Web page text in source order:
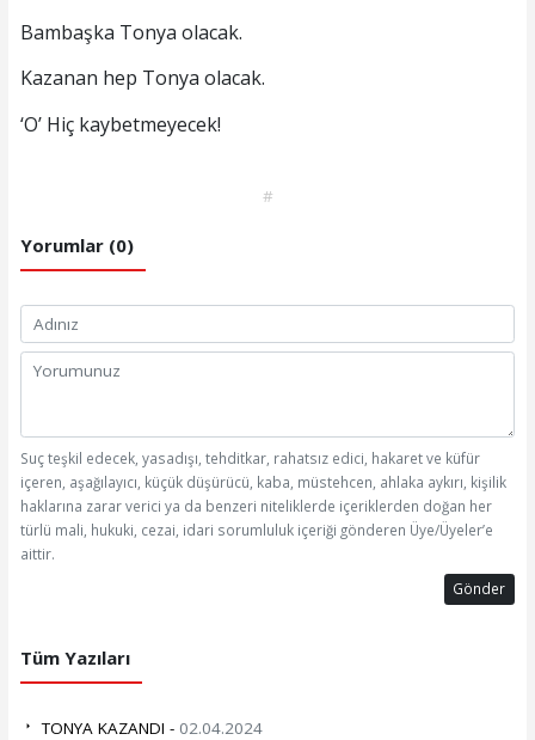
Bambaşka Tonya olacak.
Kazanan hep Tonya olacak.
‘O’ Hiç kaybetmeyecek!
#
Yorumlar (0)
Suç teşkil edecek, yasadışı, tehditkar, rahatsız edici, hakaret ve küfür
içeren, aşağılayıcı, küçük düşürücü, kaba, müstehcen, ahlaka aykırı, kişilik
haklarına zarar verici ya da benzeri niteliklerde içeriklerden doğan her
türlü mali, hukuki, cezai, idari sorumluluk içeriği gönderen Üye/Üyeler’e
aittir.
Gönder
Tüm Yazıları
TONYA KAZANDI - 02.04.2024